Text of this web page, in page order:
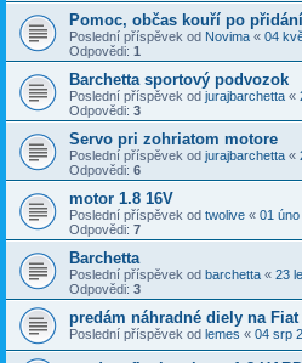
Pomoc, občas kouří po
Poslední příspěvek od Novima « 04
Odpovědi: 1
Barchetta sportový podvozok
Poslední příspěvek od jurajbarchetta «
Odpovědi: 3
Servo pri zohriatom motore
Poslední příspěvek od jurajbarchetta «
Odpovědi: 6
motor 1.8 16V
Poslední příspěvek od twolive « 01
Odpovědi: 7
Barchetta
Poslední příspěvek od barchetta « 23
Odpovědi: 3
predám náhradné diely na Fiat
Poslední příspěvek od lemes « 04 srp